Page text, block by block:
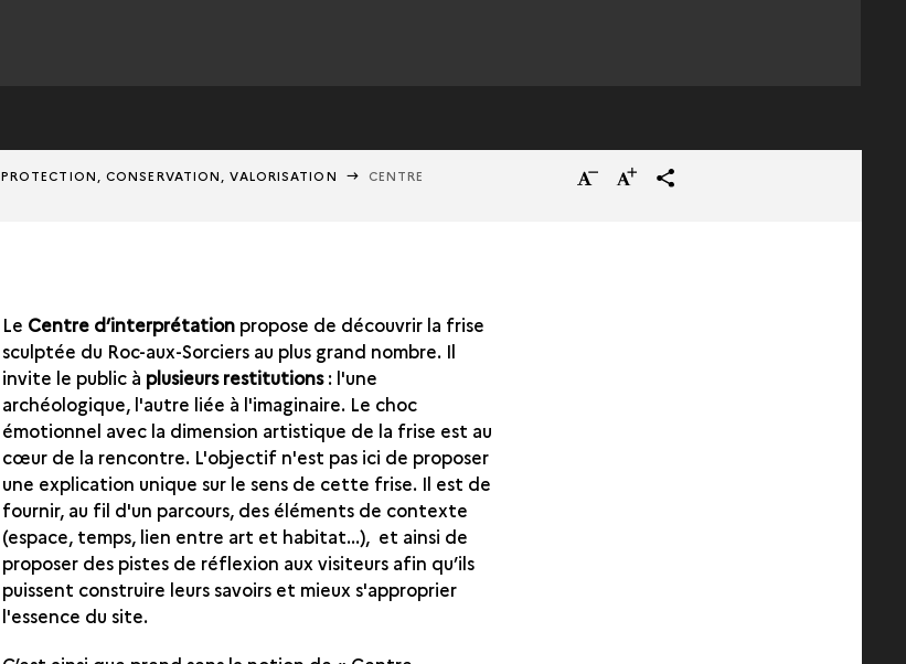
PROTECTION, CONSERVATION, VALORISATION
CENTRE
RéduireAugmenterterms_trans.social.share
Le Centre d’interprétation propose de découvrir la frise
sculptée du Roc-aux-Sorciers au plus grand nombre. Il
invite le public à plusieurs restitutions: l'une
archéologique, l'autre liée à l'imaginaire. Le choc
émotionnel avec la dimension artistique de la frise est au
cœur de la rencontre. L'objectif n'est pas ici de proposer
une explication unique sur le sens de cette frise. Il est de
fournir, au fil d'un parcours, des éléments de contexte
(espace, temps, lien entre art et habitat...), et ainsi de
proposer des pistes de réflexion aux visiteurs afin qu’ils
puissent construire leurs savoirs et mieux s'approprier
l'essence du site.